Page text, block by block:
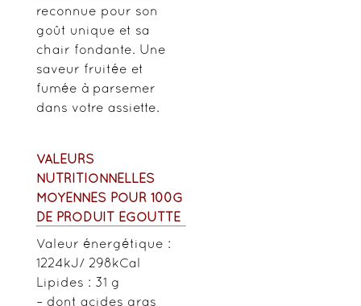
reconnue pour son
goût unique et sa
chair fondante. Une
saveur fruitée et
fumée à parsemer
dans votre assiette.
VALEURS
NUTRITIONNELLES
MOYENNES POUR 100G
DE PRODUIT ÉGOUTTÉ
Valeur énergétique :
1224kJ/ 298kCal
Lipides : 31 g
– dont acides gras